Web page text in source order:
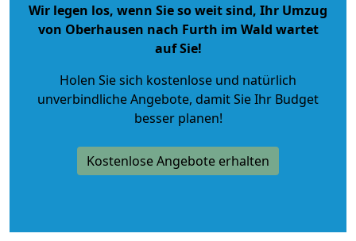
Wir legen los, wenn Sie so weit sind, Ihr Umzug
von Oberhausen nach Furth im Wald wartet
auf Sie!
Holen Sie sich kostenlose und natürlich
unverbindliche Angebote, damit Sie Ihr Budget
besser planen!
Kostenlose Angebote erhalten